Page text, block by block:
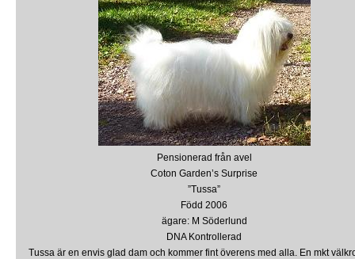
Pensionerad från avel
Coton Garden’s Surprise
”Tussa”
Född 2006
ägare: M Söderlund
DNA Kontrollerad
Tussa är en envis glad dam och kommer fint överens med alla. En mkt